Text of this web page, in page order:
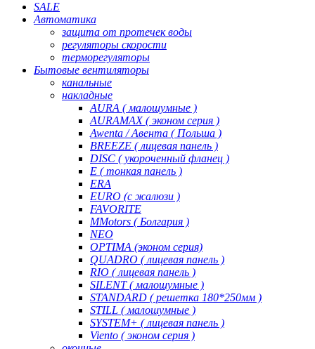
SALE
Автоматика
защита от протечек воды
регуляторы скорости
терморегуляторы
Бытовые вентиляторы
канальные
накладные
AURA ( малошумные )
AURAMAX ( эконом серия )
Awenta / Авента ( Польша )
BREEZE ( лицевая панель )
DISC ( укороченный фланец )
E ( тонкая панель )
ERA
EURO (с жалюзи )
FAVORITE
MMotors ( Болгария )
NEO
OPTIMA (эконом серия)
QUADRO ( лицевая панель )
RIO ( лицевая панель )
SILENT ( малошумные )
STANDARD ( решетка 180*250мм )
STILL ( малошумные )
SYSTEM+ ( лицевая панель )
Viento ( эконом серия )